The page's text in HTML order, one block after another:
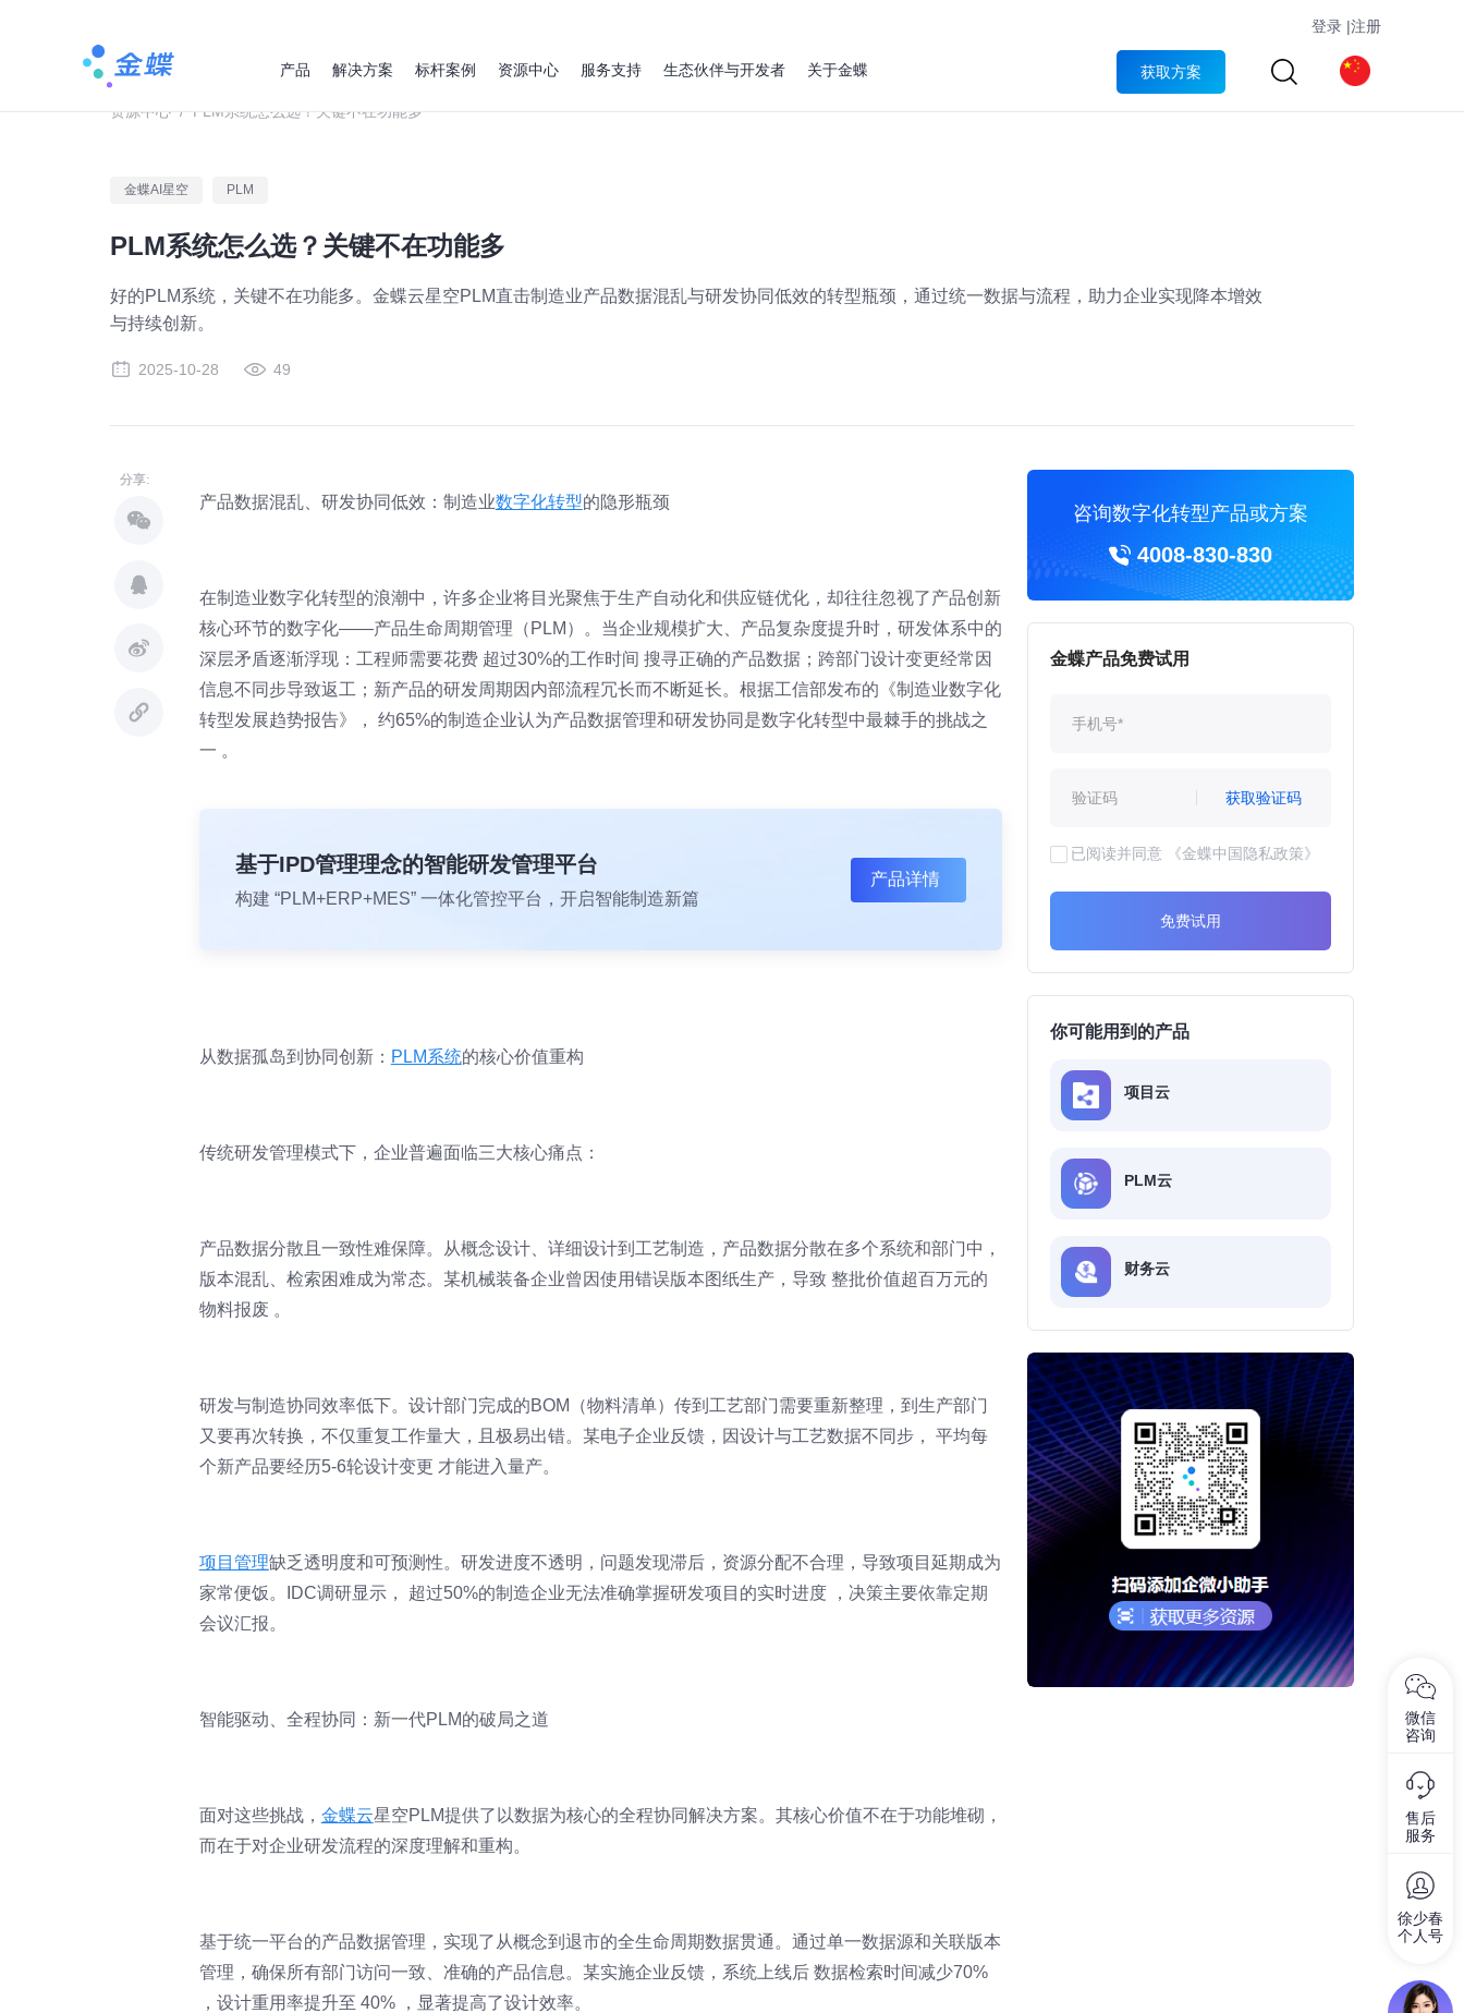
登录 |注册
产品 解决方案 标杆案例 资源中心 服务支持 生态伙伴与开发者 关于金蝶 获取方案
资源中心 / PLM系统怎么选？关键不在功能多
金蝶AI星空 PLM
PLM系统怎么选？关键不在功能多
好的PLM系统，关键不在功能多。金蝶云星空PLM直击制造业产品数据混乱与研发协同低效的转型瓶颈，通过统一数据与流程，助力企业实现降本增效
与持续创新。
2025-10-28 49
分享:
产品数据混乱、研发协同低效：制造业数字化转型的隐形瓶颈
在制造业数字化转型的浪潮中，许多企业将目光聚焦于生产自动化和供应链优化，却往往忽视了产品创新
核心环节的数字化——产品生命周期管理（PLM）。当企业规模扩大、产品复杂度提升时，研发体系中的
深层矛盾逐渐浮现：工程师需要花费 超过30%的工作时间 搜寻正确的产品数据；跨部门设计变更经常因
信息不同步导致返工；新产品的研发周期因内部流程冗长而不断延长。根据工信部发布的《制造业数字化
转型发展趋势报告》， 约65%的制造企业认为产品数据管理和研发协同是数字化转型中最棘手的挑战之
一 。
基于IPD管理理念的智能研发管理平台
构建 “PLM+ERP+MES” 一体化管控平台，开启智能制造新篇
产品详情
从数据孤岛到协同创新： PLM系统的核心价值重构
传统研发管理模式下，企业普遍面临三大核心痛点：
产品数据分散且一致性难保障。从概念设计、详细设计到工艺制造，产品数据分散在多个系统和部门中，
版本混乱、检索困难成为常态。某机械装备企业曾因使用错误版本图纸生产，导致 整批价值超百万元的
物料报废 。
研发与制造协同效率低下。设计部门完成的BOM（物料清单）传到工艺部门需要重新整理，到生产部门
又要再次转换，不仅重复工作量大，且极易出错。某电子企业反馈，因设计与工艺数据不同步， 平均每
个新产品要经历5-6轮设计变更 才能进入量产。
项目管理缺乏透明度和可预测性。研发进度不透明，问题发现滞后，资源分配不合理，导致项目延期成为
家常便饭。IDC调研显示， 超过50%的制造企业无法准确掌握研发项目的实时进度 ，决策主要依靠定期
会议汇报。
智能驱动、全程协同：新一代PLM的破局之道
面对这些挑战， 金蝶云星空PLM提供了以数据为核心的全程协同解决方案。其核心价值不在于功能堆砌，
而在于对企业研发流程的深度理解和重构。
基于统一平台的产品数据管理，实现了从概念到退市的全生命周期数据贯通。通过单一数据源和关联版本
管理，确保所有部门访问一致、准确的产品信息。某实施企业反馈，系统上线后 数据检索时间减少70%
，设计重用率提升至 40% ，显著提高了设计效率。
咨询数字化转型产品或方案
4008-830-830
金蝶产品免费试用
获取验证码
已阅读并同意 《金蝶中国隐私政策》
免费试用
你可能用到的产品
项目云
PLM云
财务云
微信
咨询
售后
服务
徐少春
个人号